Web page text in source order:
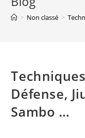
> Non classé >
Défense,
Sambo …